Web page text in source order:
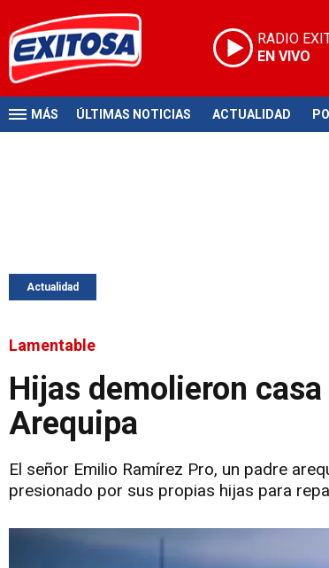
RADIO
EN VIVO
MÁS ÚLTIMAS NOTICIAS ACTUALIDAD
Actualidad
Lamentable
Hijas demolieron
Arequipa
El señor Emilio Ramírez Pro, un padre
presionado por sus propias hijas para